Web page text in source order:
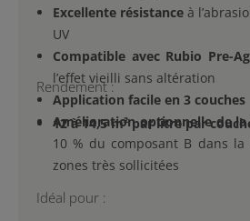
Excellente résistance à
UV
Compatible avec Rubio Pre-
l’effet vieilli sans altération
Application facile en 3 couches
Amélioration optionnelle de la
10 % du composant B dans
zones très sollicitées
Rendement :
12 à 14,5 m² par litre par
Idéal pour :